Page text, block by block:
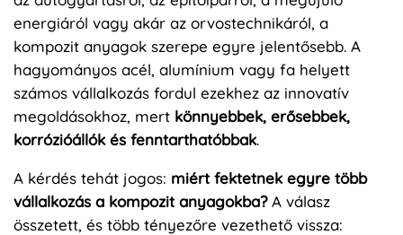
energiáról vagy akár az orvostechnikáról, a
kompozit anyagok szerepe egyre jelentősebb. A
hagyományos acél, alumínium vagy fa helyett
számos vállalkozás fordul ezekhez az innovatív
megoldásokhoz, mert könnyebbek, erősebbek,
korrózióállók és fenntarthatóbbak.
A kérdés tehát jogos: miért fektetnek egyre több
vállalkozás a kompozit anyagokba?A válasz
összetett, és több tényezőre vezethető vissza: